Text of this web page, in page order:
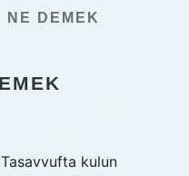
NE DEMEK
kulun